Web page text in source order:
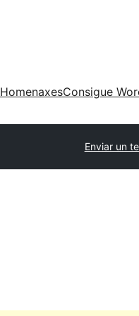
HomenaxesConsigue
Enviar un